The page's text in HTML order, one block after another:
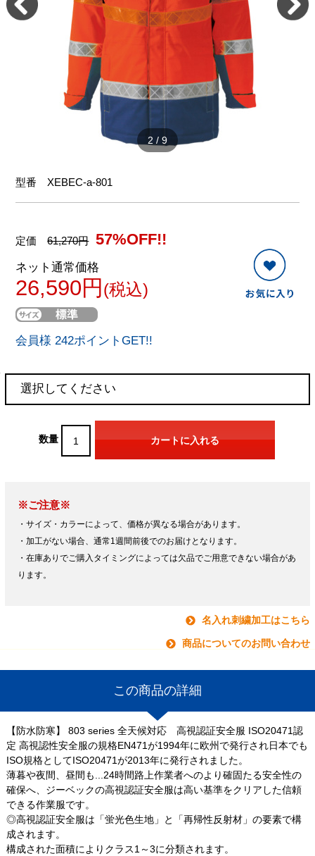
2 / 9
型番XEBEC-a-801
定価61,270円 57%OFF!!
ネット通常価格
26,590円 (税込)
会員様 242ポイントGET!!
数量
※ご注意※
・サイズ・カラーによって、価格が異なる場合があります。
・加工がない場合、通常1週間前後でのお届けとなります。
・在庫ありでご購入タイミングによっては欠品でご用意できない場合があ
ります。
名入れ刺繍加工はこちら
商品についてのお問い合わせ
この商品の詳細
【防水防寒】 803 series 全天候対応 高視認証安全服 ISO20471認
定 高視認性安全服の規格EN471が1994年に欧州で発行され日本でも
ISO規格としてISO20471が2013年に発行されました。
薄暮や夜間、昼間も...24時間路上作業者へのより確固たる安全性の
確保へ、ジーベックの高視認証安全服は高い基準をクリアした信頼
できる作業服です。
◎高視認証安全服は「蛍光色生地」と「再帰性反射材」の要素で構
成されます。
構成された面積によりクラス1～3に分類されます。